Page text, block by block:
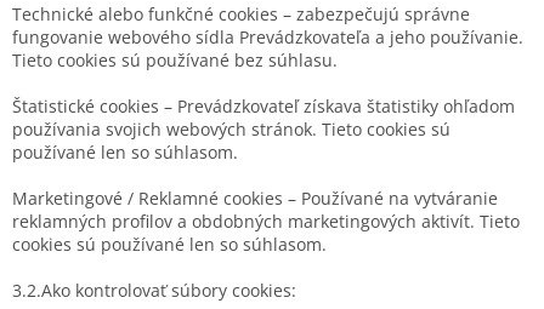
Technické alebo funkčné cookies – zabezpečujú správne
fungovanie webového sídla Prevádzkovateľa a jeho používanie.
Tieto cookies sú používané bez súhlasu.
Štatistické cookies – Prevádzkovateľ získava štatistiky ohľadom
používania svojich webových stránok. Tieto cookies sú
používané len so súhlasom.
Marketingové / Reklamné cookies – Používané na vytváranie
reklamných profilov a obdobných marketingových aktivít. Tieto
cookies sú používané len so súhlasom.
3.2.Ako kontrolovať súbory cookies: